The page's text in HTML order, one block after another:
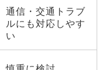
通信・交通トラブ
ルにも対応しやす
い